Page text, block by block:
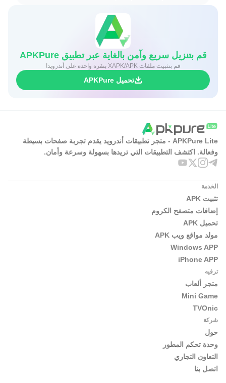
قم بتنزيل سريع وآمن بالغاية عبر تطبيق APKPure
قم بتثبيت ملفات XAPK/APK بنقرة واحدة على أندرويد!
تحميل APKPure
APKPure Lite - متجر تطبيقات أندرويد يقدم تجربة صفحات بسيطة
وفعالة. اكتشف التطبيقات التي تريدها بسهولة وسرعة وأمان.
الخدمة
تثبيت APK
إضافات متصفح الكروم
تحميل APK
مولد مواقع ويب APK
Windows APP
iPhone APP
ترفيه
متجر ألعاب
Mini Game
TVOnic
شركة
حول
وحدة تحكم المطور
التعاون التجاري
اتصل بنا